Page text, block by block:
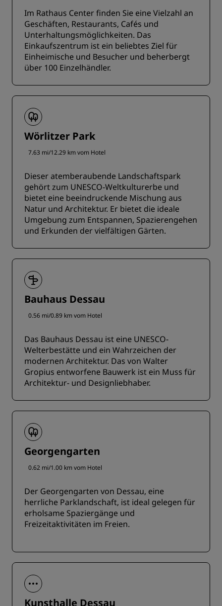
Im Rathaus Center finden Sie eine Vielzahl an
Geschäften, Restaurants, Cafés und
Unterhaltungsmöglichkeiten. Das
Einkaufszentrum ist ein beliebtes Ziel für
Einheimische und Besucher und beherbergt
über 100 Einzelhändler.
Wörlitzer Park
7.63 mi/12.29 km vom Hotel
Dieser atemberaubende Landschaftspark
gehört zum UNESCO-Weltkulturerbe und
bietet eine beeindruckende Mischung aus
Natur und Architektur. Er bietet die ideale
Umgebung zum Entspannen, Spazierengehen
und Erkunden der vielfältigen Gärten.
Bauhaus Dessau
0.56 mi/0.89 km vom Hotel
Das Bauhaus Dessau ist eine UNESCO-
Welterbestätte und ein Wahrzeichen der
modernen Architektur. Das von Walter
Gropius entworfene Bauwerk ist ein Muss für
Architektur- und Designliebhaber.
Georgengarten
0.62 mi/1.00 km vom Hotel
Der Georgengarten von Dessau, eine
herrliche Parklandschaft, ist ideal gelegen für
erholsame Spaziergänge und
Freizeitaktivitäten im Freien.
Kunsthalle Dessau